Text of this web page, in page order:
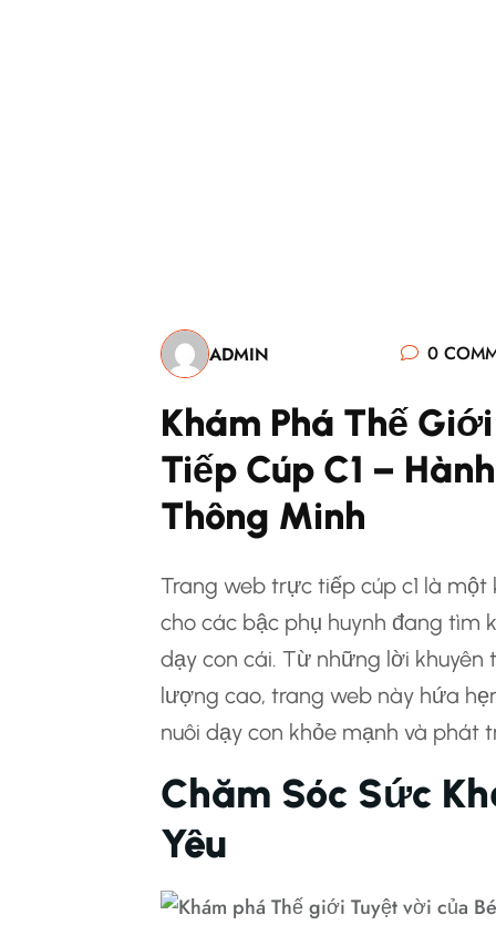
ADMIN 0
Khám Phá Thế
Tiếp Cúp C1 –
Thông Minh
Trang web trực tiếp cúp c1 là
cho các bậc phụ huynh đang tìm
dạy con cái. Từ những lời
lượng cao, trang web này hứa
nuôi dạy con khỏe mạnh và phát
Chăm Sóc Sức
Yêu